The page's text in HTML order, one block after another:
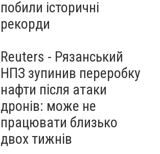
побили історичні
рекорди
Reuters - Рязанський
НПЗ зупинив переробку
нафти після атаки
дронів: може не
працювати близько
двох тижнів